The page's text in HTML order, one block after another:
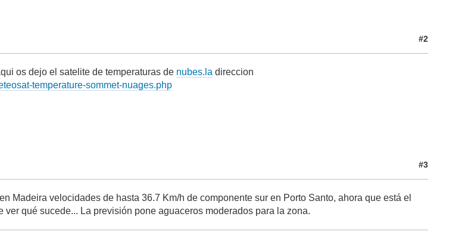
#2
os dejo el satelite de temperaturas de nubes.la direccion
temperature-sommet-nuages.php
#3
Madeira velocidades de hasta 36.7 Km/h de componente sur en Porto Santo, ahora que está el
ver qué sucede... La previsión pone aguaceros moderados para la zona.